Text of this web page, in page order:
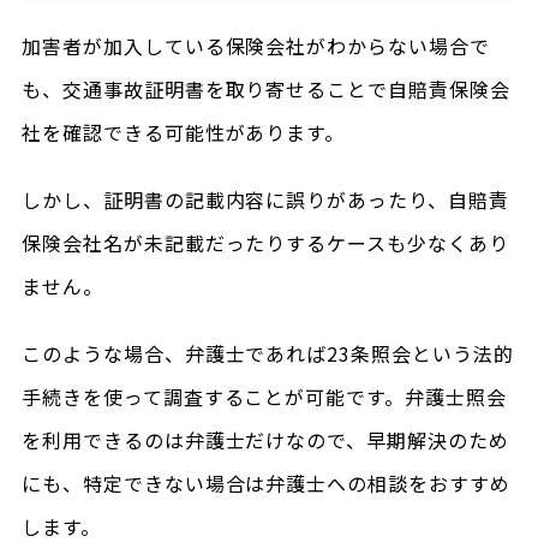
加害者が加入している保険会社がわからない場合で
も、交通事故証明書を取り寄せることで自賠責保険会
社を確認できる可能性があります。
しかし、証明書の記載内容に誤りがあったり、自賠責
保険会社名が未記載だったりするケースも少なくあり
ません。
このような場合、弁護士であれば23条照会という法的
手続きを使って調査することが可能です。弁護士照会
を利用できるのは弁護士だけなので、早期解決のため
にも、特定できない場合は弁護士への相談をおすすめ
します。